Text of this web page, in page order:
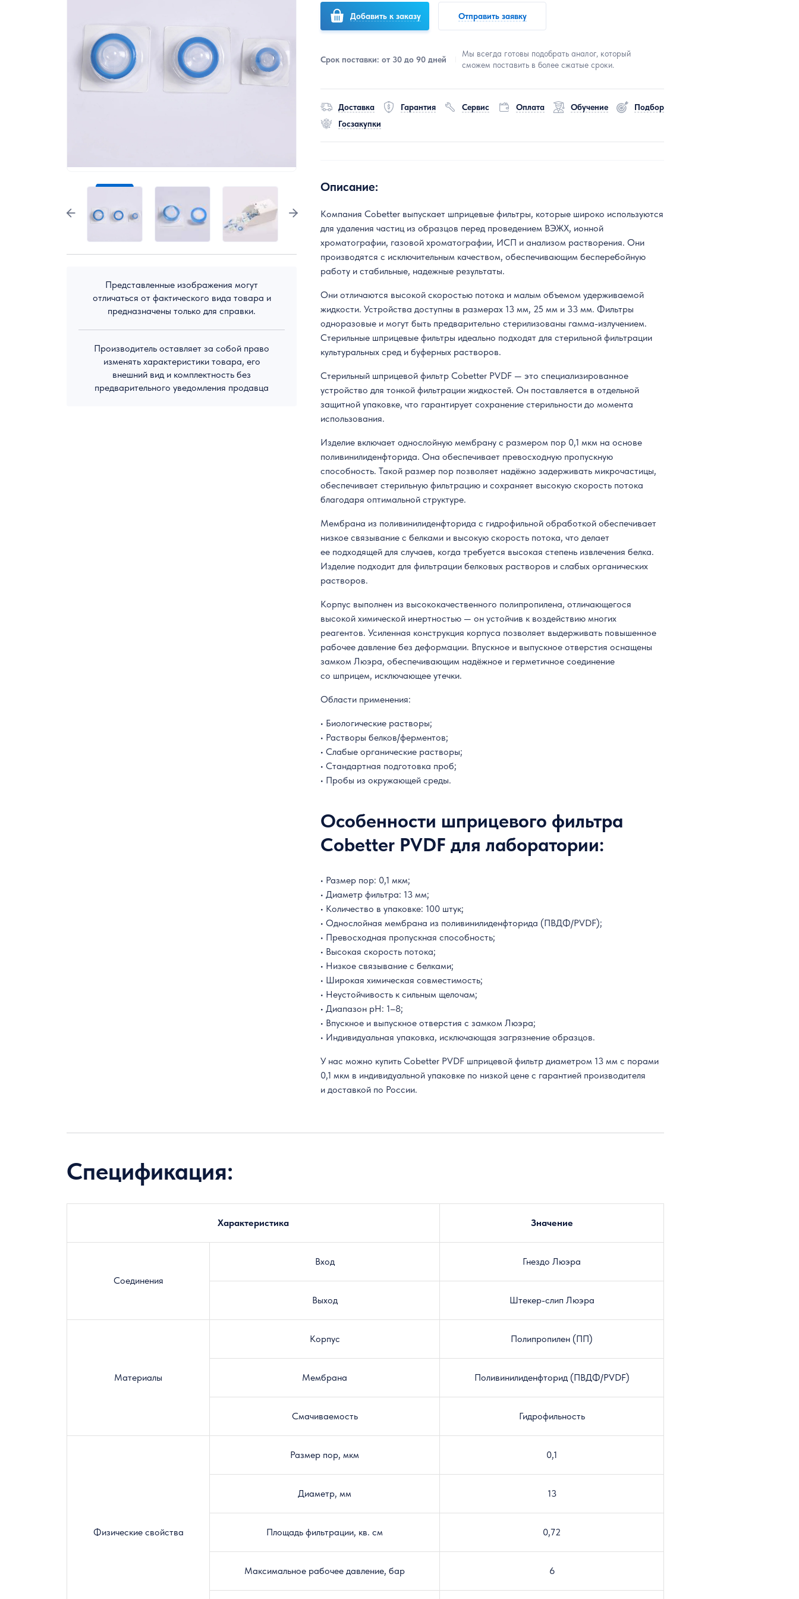
Представленные изображения могут
отличаться от фактического вида товара и
предназначены только для справки.
Производитель оставляет за собой право
изменять характеристики товара, его
внешний вид и комплектность без
предварительного уведомления продавца
Добавить к заказу Отправить заявку
Срок поставки: от 30 до 90 дней
Мы всегда готовы подобрать аналог, который
сможем поставить в более сжатые сроки.
Доставка Гарантия Сервис Оплата Обучение
Подбор
Госзакупки
Описание:
Компания Cobetter выпускает шприцевые фильтры, которые широко используются
для удаления частиц из образцов перед проведением ВЭЖХ, ионной
хроматографии, газовой хроматографии, ИСП и анализом растворения. Они
производятся с исключительным качеством, обеспечивающим бесперебойную
работу и стабильные, надежные результаты.
Они отличаются высокой скоростью потока и малым объемом удерживаемой
жидкости. Устройства доступны в размерах 13 мм, 25 мм и 33 мм. Фильтры
одноразовые и могут быть предварительно стерилизованы гамма-излучением.
Стерильные шприцевые фильтры идеально подходят для стерильной фильтрации
культуральных сред и буферных растворов.
Стерильный шприцевой фильтр Cobetter PVDF — это специализированное
устройство для тонкой фильтрации жидкостей. Он поставляется в отдельной
защитной упаковке, что гарантирует сохранение стерильности до момента
использования.
Изделие включает однослойную мембрану с размером пор 0,1 мкм на основе
поливинилиденфторида. Она обеспечивает превосходную пропускную
способность. Такой размер пор позволяет надёжно задерживать микрочастицы,
обеспечивает стерильную фильтрацию и сохраняет высокую скорость потока
благодаря оптимальной структуре.
Мембрана из поливинилиденфторида с гидрофильной обработкой обеспечивает
низкое связывание с белками и высокую скорость потока, что делает
ее подходящей для случаев, когда требуется высокая степень извлечения белка.
Изделие подходит для фильтрации белковых растворов и слабых органических
растворов.
Корпус выполнен из высококачественного полипропилена, отличающегося
высокой химической инертностью — он устойчив к воздействию многих
реагентов. Усиленная конструкция корпуса позволяет выдерживать повышенное
рабочее давление без деформации. Впускное и выпускное отверстия оснащены
замком Люэра, обеспечивающим надёжное и герметичное соединение
со шприцем, исключающее утечки.
Области применения:
• Биологические растворы;
• Растворы белков/ферментов;
• Слабые органические растворы;
• Стандартная подготовка проб;
• Пробы из окружающей среды.
Особенности шприцевого фильтра
Cobetter PVDF для лаборатории:
• Размер пор: 0,1 мкм;
• Диаметр фильтра: 13 мм;
• Количество в упаковке: 100 штук;
• Однослойная мембрана из поливинилиденфторида (ПВДФ/PVDF);
• Превосходная пропускная способность;
• Высокая скорость потока;
• Низкое связывание с белками;
• Широкая химическая совместимость;
• Неустойчивость к сильным щелочам;
• Диапазон pH: 1–8;
• Впускное и выпускное отверстия с замком Люэра;
• Индивидуальная упаковка, исключающая загрязнение образцов.
У нас можно купить Cobetter PVDF шприцевой фильтр диаметром 13 мм с порами
0,1 мкм в индивидуальной упаковке по низкой цене с гарантией производителя
и доставкой по России.
Спецификация:
Характеристика Значение
Соединения
Вход Гнездо Люэра
Выход Штекер-слип Люэра
Материалы
Корпус Полипропилен (ПП)
Мембрана Поливинилиденфторид (ПВДФ/PVDF)
Смачиваемость Гидрофильность
Физические свойства
Размер пор, мкм 0,1
Диаметр, мм 13
Площадь фильтрации, кв. см 0,72
Максимальное рабочее давление, бар 6